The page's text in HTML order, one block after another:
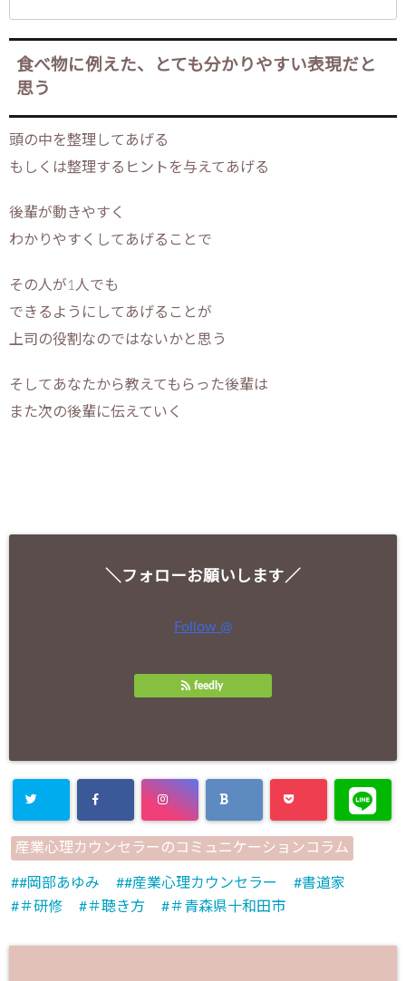
食べ物に例えた、とても分かりやすい表現だと
思う
頭の中を整理してあげる
もしくは整理するヒントを与えてあげる
後輩が動きやすく
わかりやすくしてあげることで
その人が1人でも
できるようにしてあげることが
上司の役割なのではないかと思う
そしてあなたから教えてもらった後輩は
また次の後輩に伝えていく
＼フォローお願いします／
Follow @
feedly
産業心理カウンセラーのコミュニケーションコラム
#岡部あゆみ #産業心理カウンセラー
書道家
＃研修
＃聴き方 ＃青森県十和田市